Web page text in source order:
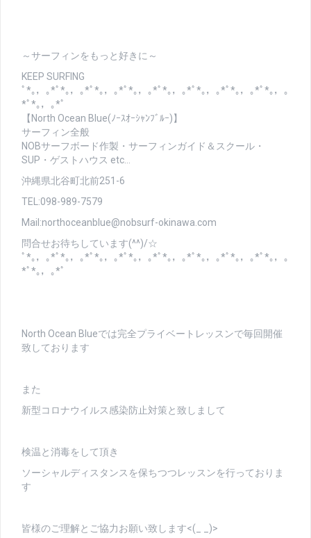
～サーフィンをもっと好きに～
KEEP SURFING
ﾟ*｡，｡*ﾟ*｡，｡*ﾟ*｡，｡*ﾟ*｡，｡*ﾟ*｡，｡*ﾟ*｡，｡*ﾟ*｡，｡*ﾟ*｡，｡
*ﾟ*｡，｡*ﾟ
【North Ocean Blue(ﾉｰｽｵｰｼｬﾝﾌﾞﾙｰ)】
サーフィン全般
NOBサーフボード作製・サーフィンガイド＆スクール・
SUP・ゲストハウス etc…
沖縄県北谷町北前251-6
TEL:098-989-7579
Mail:northoceanblue@nobsurf-okinawa.com
問合せお待ちしています(^^)/☆
ﾟ*｡，｡*ﾟ*｡，｡*ﾟ*｡，｡*ﾟ*｡，｡*ﾟ*｡，｡*ﾟ*｡，｡*ﾟ*｡，｡*ﾟ*｡，｡
*ﾟ*｡，｡*ﾟ
North Ocean Blueでは完全プライベートレッスンで毎回開催
致しております
また
新型コロナウイルス感染防止対策と致しまして
検温と消毒をして頂き
ソーシャルディスタンスを保ちつつレッスンを行っておりま
す
皆様のご理解とご協力お願い致します<(_ _)>